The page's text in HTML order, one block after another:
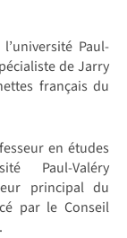
Paul-
de Jarry
français du
en études
Paul-Valéry
principal du
par le Conseil